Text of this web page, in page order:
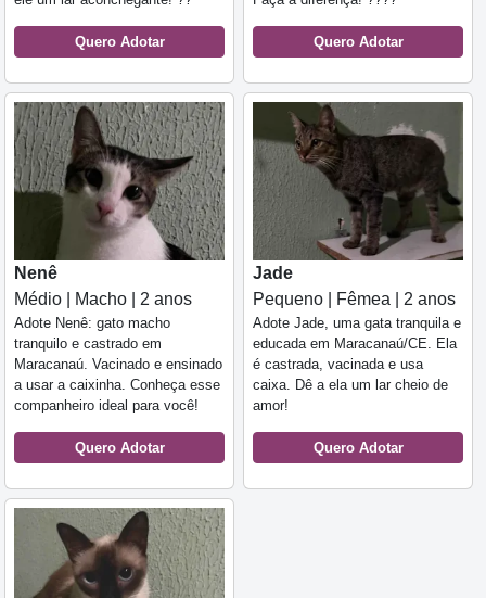
Quero Adotar Quero Adotar
Nenê
Médio | Macho | 2 anos
Adote Nenê: gato macho
tranquilo e castrado em
Maracanaú. Vacinado e ensinado
a usar a caixinha. Conheça esse
companheiro ideal para você!
Quero Adotar
Jade
Pequeno | Fêmea | 2 anos
Adote Jade, uma gata tranquila e
educada em Maracanaú/CE. Ela
é castrada, vacinada e usa
caixa. Dê a ela um lar cheio de
amor!
Quero Adotar